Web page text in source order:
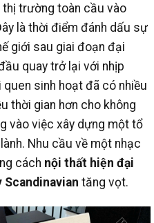
trường toàn cầu vào
là thời điểm đánh dấu sự
giới sau giai đoạn đại
quay trở lại với nhịp
sinh hoạt đã có nhiều
thời gian hơn cho không
vào việc xây dựng một tổ
Nhu cầu về một nhạc
cách nội thất hiện đại
tăng vọt.